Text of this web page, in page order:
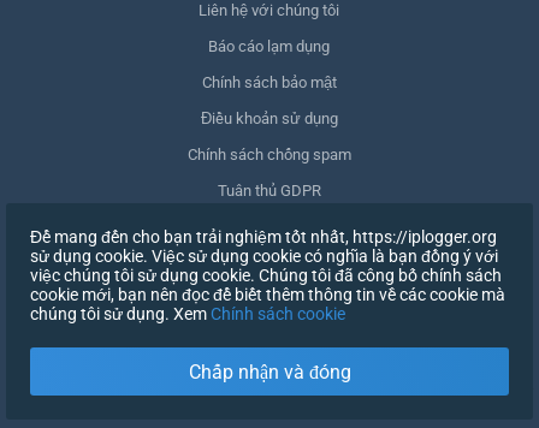
Liên hệ với chúng tôi
Báo cáo lạm dụng
Chính sách bảo mật
Điều khoản sử dụng
Chính sách chống spam
Tuân thủ GDPR
Xóa dữ liệu của tôi
Rút lại sự đồng ý
ĐĂNG NHẬP
Để mang đến cho bạn trải nghiệm tốt nhất, https://iplogger.org
sử dụng cookie. Việc sử dụng cookie có nghĩa là bạn đồng ý với
việc chúng tôi sử dụng cookie. Chúng tôi đã công bố chính sách
cookie mới, bạn nên đọc để biết thêm thông tin về các cookie mà
chúng tôi sử dụng. Xem Chính sách cookie
Chấp nhận và đóng